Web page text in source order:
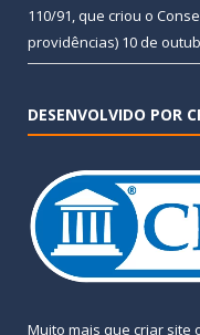
110/91, que criou o
providências) 10 de
DESENVOLVIDO POR
Muito mais que criar site